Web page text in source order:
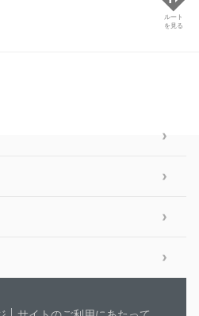
ルート
を見る